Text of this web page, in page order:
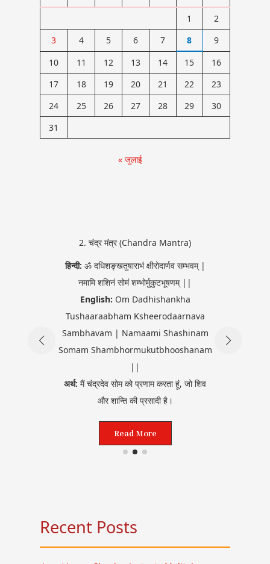
1
2
3
4 5 6 7 8
9
10
11 12 13 14 15
16
17
18 19 20 21 22
23
24
25 26 27 28 29
30
31
« जुलाई
2. चंद्र मंत्र (Chandra Mantra)
हिन्दी: ॐ दधिशङ्खतुषाराभं क्षीरोदार्णव सम्भवम् |
नमामि शशिनं सोमं शम्भोर्मुकुटभूषणम् ||
English: Om Dadhishankha
Tushaaraabham Ksheerodaarnava
Sambhavam | Namaami Shashinam
Somam Shambhormukutbhooshanam
||
अर्थ: मैं चंद्रदेव सोम को प्रणाम करता हूं, जो शिव
और शान्ति की प्रसादी है।
Read More
Recent Posts